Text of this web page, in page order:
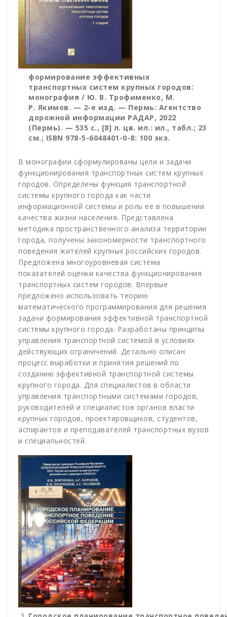
формирование эффективных
транспортных систем крупных городов:
монография / Ю. В. Трофименко, М.
Р. Якимов. — 2-е изд. — Пермь: Агентство
дорожной информации РАДАР, 2022
(Пермь). — 535 с., [8] л. цв. ил.: ил., табл.; 23
см.; ISBN 978-5-6048401-0-8: 100 экз.
В монографии сформулированы цели и задачи
функционирования транспортных систем крупных
городов. Определены функция транспортной
системы крупного города как части
информационной системы и роль ее в повышении
качества жизни населения. Представлена
методика пространственного анализа территории
города, получены закономерности транспортного
поведения жителей крупных российских городов.
Предложена многоуровневая система
показателей оценки качества функционирования
транспортных систем городов. Впервые
предложено использовать теорию
математического программирования для решения
задачи формирования эффективной транспортной
системы крупного города. Разработаны принципы
управления транспортной системой в условиях
действующих ограничений. Детально описан
процесс выработки и принятия решений по
созданию эффективной транспортной системы
крупного города. Для специалистов в области
управления транспортными системами городов,
руководителей и специалистов органов власти
крупных городов, проектировщиков, студентов,
аспирантов и преподавателей транспортных вузов
и специальностей.